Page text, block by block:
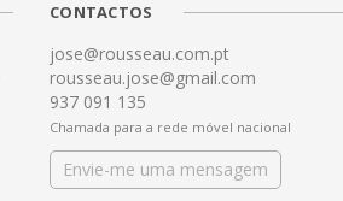
CONTACTOS
jose@rousseau.com.pt
rousseau.jose@gmail.com
937 091 135
Chamada para a rede móvel nacional
Envie-me uma mensagem